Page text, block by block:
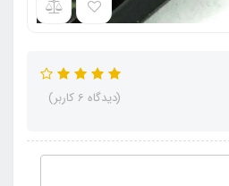
(دیدگاه 6 کاربر)